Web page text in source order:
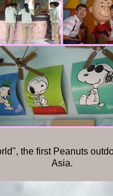
the first Peanuts
Asia.